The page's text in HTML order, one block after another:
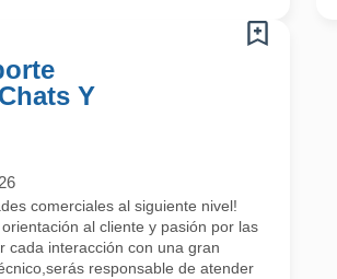
Y
comerciales al siguiente nivel!
al cliente y pasión por las
cada interacción con una gran
responsable de atender